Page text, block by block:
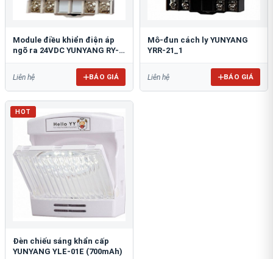
Module điều khiển điện áp
ngõ ra 24VDC YUNYANG RY-
Liên hệ BÁO GIÁ
Mô-đun cách ly YUNYANG
YRR-21_1
Liên hệ BÁO GIÁ
HOT
Đèn chiếu sáng khẩn cấp
YUNYANG YLE-01E (700mAh)